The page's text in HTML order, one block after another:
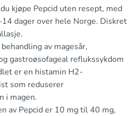
kjøpe Pepcid uten resept, med
dager over hele Norge. Diskret
av magesår,
gastroøsofageal reflukssykdom
er en histamin H2-
som reduserer
i magen.
av Pepcid er 10 mg til 40 mg,